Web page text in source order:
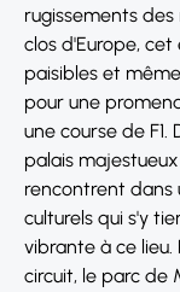
rugissements
clos d'Europe,
paisibles et
pour une
une course de F1.
palais
rencontrent dans
culturels qui s'y
vibrante à ce
circuit, le parc de